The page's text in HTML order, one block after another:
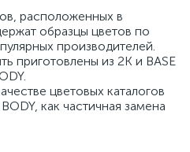
расположенных в
образцы цветов по
производителей.
приготовлены из 2К и BASE
цветовых каталогов
как частичная замена